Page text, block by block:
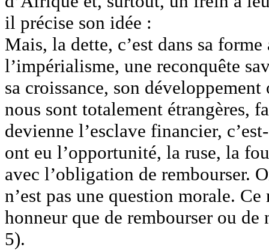
il précise son idée :
Mais, la dette, c’est dans sa
l’impérialisme, une reconquête
sa croissance, son
nous sont totalement étrangères,
devienne l’esclave financier,
ont eu l’opportunité, la ruse, la
avec l’obligation de rembourser.
n’est pas une question morale.
honneur que de rembourser ou de
5).